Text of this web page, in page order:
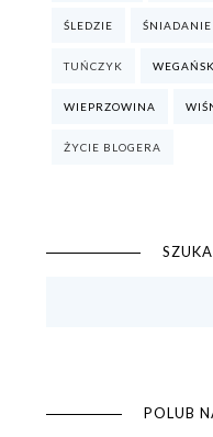
ŚLEDZIE ŚNIADANIE
TUŃCZYK
WIEPRZOWINA
ŻYCIE BLOGERA
POLUB